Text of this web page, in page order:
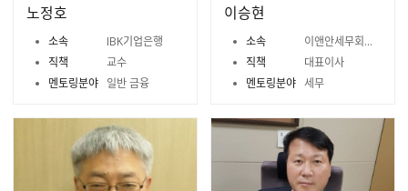
노정호
소속
IBK기업은행
직책
교수
멘토링분야 일반 금융
이승현
소속
이앤안세무회계사무소
직책
대표이사
멘토링분야 세무